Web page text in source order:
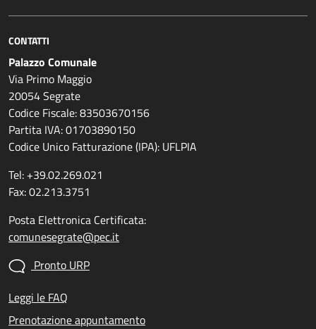
CONTATTI
Palazzo Comunale
Via Primo Maggio
20054 Segrate
Codice Fiscale: 83503670156
Partita IVA: 01703890150
Codice Unico Fatturazione (IPA): UFLPIA
Tel: +39.02.269.021
Fax: 02.213.3751
Posta Elettronica Certificata:
comunesegrate@pec.it
Pronto URP
Leggi le FAQ
Prenotazione appuntamento